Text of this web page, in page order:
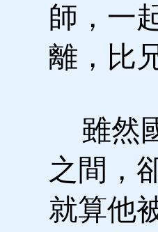
師，一
離，比
雖然
之間，
就算他